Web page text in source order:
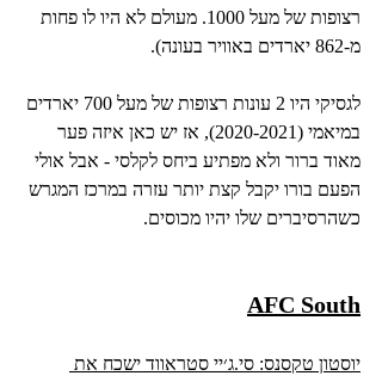
רצופות של מעל 1000. מעולם לא היו לו פחות
מ-862 יארדים באוויר בעונה).
לגסיקי היו 2 עונות רצופות של מעל 700 יארדים
במיאמי (2020-2021), אז יש כאן איזה פער
מאוד ברור ולא מפתיע ביחס לקלסי - אבל אולי
הפעם בורו יקבל קצת יותר עזרה במרכז המגרש
כשהרסיברים שלו יהיו מכוסים.
AFC South
יוסטון טקסנס: סי.ג׳יי סטראווד ישכח את